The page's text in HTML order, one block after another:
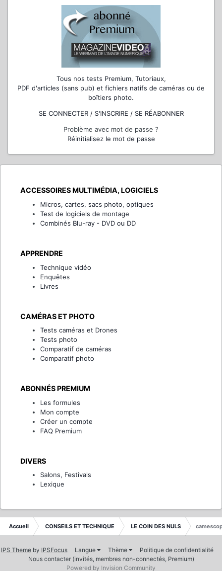
Tous nos tests Premium, Tutoriaux,
PDF d'articles (sans pub) et fichiers natifs de caméras ou de
boîtiers photo.
SE CONNECTER / S'INSCRIRE / SE RÉABONNER
Problème avec mot de passe ?
Réinitialisez le mot de passe
ACCESSOIRES MULTIMÉDIA, LOGICIELS
Micros, cartes, sacs photo, optiques
Test de logiciels de montage
Combinés Blu-ray - DVD ou DD
APPRENDRE
Technique vidéo
Enquêtes
Livres
CAMÉRAS ET PHOTO
Tests caméras et Drones
Tests photo
Comparatif de caméras
Comparatif photo
ABONNÉS PREMIUM
Les formules
Mon compte
Créer un compte
FAQ Premium
DIVERS
Salons, Festivals
Lexique
Accueil CONSEILS ET TECHNIQUE LE COIN DES NULS
IPS Theme by IPSFocus Langue Thème
Politique de confidentialité
Nous contacter (invités, membres non-connectés, Premium)
Powered by Invision Community